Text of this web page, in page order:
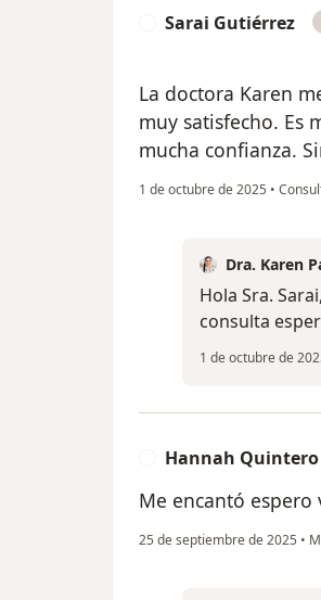
Sarai Gutiérrez
La doctora Karen
muy satisfecho. Es
mucha confianza.
1 de octubre de 2025 •
Dra. Karen
Hola Sra.
consulta
1 de octubre de
Hannah Quintero
Me encantó
25 de septiembre de 2025 •